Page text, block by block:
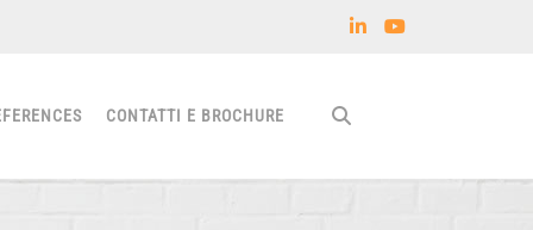
CONTATTI E BROCHURE